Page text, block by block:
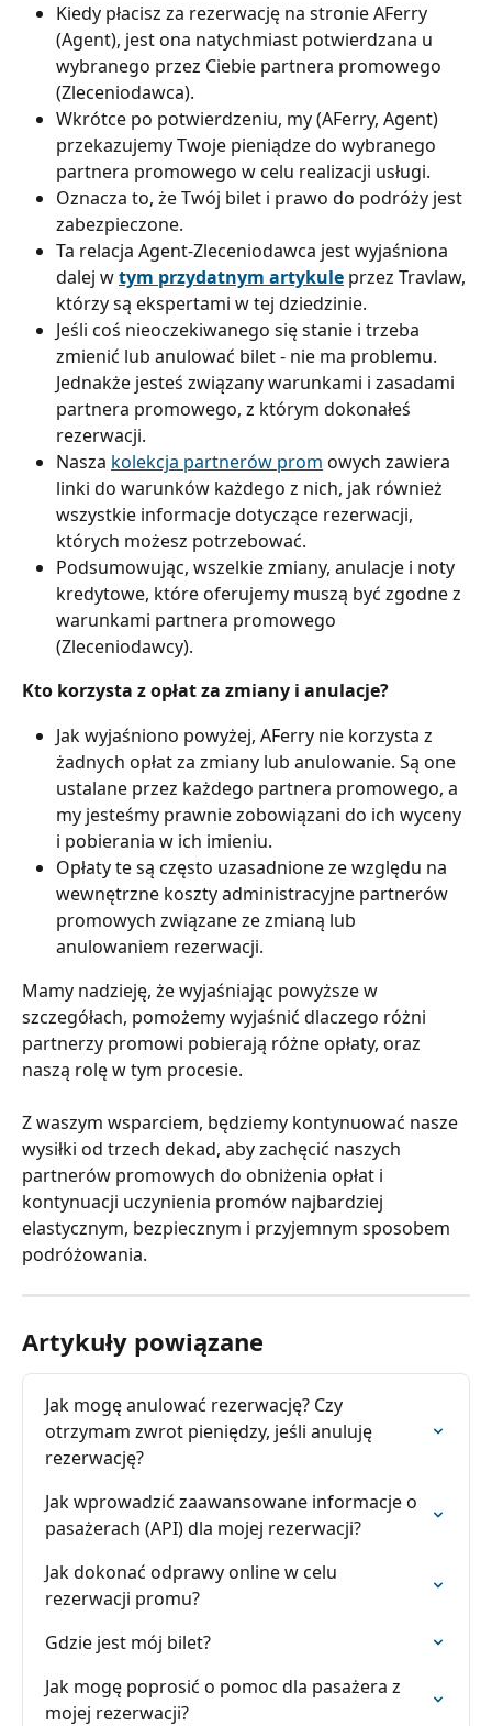
Kiedy płacisz za rezerwację na stronie AFerry
(Agent), jest ona natychmiast potwierdzana u
wybranego przez Ciebie partnera promowego
(Zleceniodawca).
Wkrótce po potwierdzeniu, my (AFerry, Agent)
przekazujemy Twoje pieniądze do wybranego
partnera promowego w celu realizacji usługi.
Oznacza to, że Twój bilet i prawo do podróży jest
zabezpieczone.
Ta relacja Agent-Zleceniodawca jest wyjaśniona
dalej w tym przydatnym artykule przez Travlaw,
którzy są ekspertami w tej dziedzinie.
Jeśli coś nieoczekiwanego się stanie i trzeba
zmienić lub anulować bilet - nie ma problemu.
Jednakże jesteś związany warunkami i zasadami
partnera promowego, z którym dokonałeś
rezerwacji.
Nasza kolekcja partnerów prom owych zawiera
linki do warunków każdego z nich, jak również
wszystkie informacje dotyczące rezerwacji,
których możesz potrzebować.
Podsumowując, wszelkie zmiany, anulacje i noty
kredytowe, które oferujemy muszą być zgodne z
warunkami partnera promowego
(Zleceniodawcy).
Kto korzysta z opłat za zmiany i anulacje?
Jak wyjaśniono powyżej, AFerry nie korzysta z
żadnych opłat za zmiany lub anulowanie. Są one
ustalane przez każdego partnera promowego, a
my jesteśmy prawnie zobowiązani do ich wyceny
i pobierania w ich imieniu.
Opłaty te są często uzasadnione ze względu na
wewnętrzne koszty administracyjne partnerów
promowych związane ze zmianą lub
anulowaniem rezerwacji.
Mamy nadzieję, że wyjaśniając powyższe w
szczegółach, pomożemy wyjaśnić dlaczego różni
partnerzy promowi pobierają różne opłaty, oraz
naszą rolę w tym procesie.
Z waszym wsparciem, będziemy kontynuować nasze
wysiłki od trzech dekad, aby zachęcić naszych
partnerów promowych do obniżenia opłat i
kontynuacji uczynienia promów najbardziej
elastycznym, bezpiecznym i przyjemnym sposobem
podróżowania.
Artykuły powiązane
Jak mogę anulować rezerwację? Czy
otrzymam zwrot pieniędzy, jeśli anuluję
rezerwację?
Jak wprowadzić zaawansowane informacje o
pasażerach (API) dla mojej rezerwacji?
Jak dokonać odprawy online w celu
rezerwacji promu?
Gdzie jest mój bilet?
Jak mogę poprosić o pomoc dla pasażera z
mojej rezerwacji?